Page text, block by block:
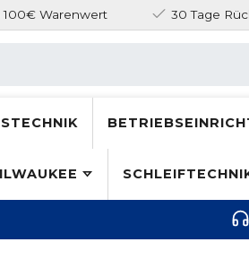
100€ Warenwert 30 Tage